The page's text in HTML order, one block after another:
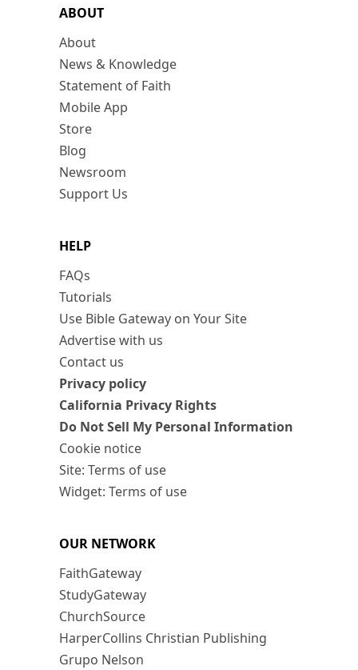
ABOUT
About
News & Knowledge
Statement of Faith
Mobile App
Store
Blog
Newsroom
Support Us
HELP
FAQs
Tutorials
Use Bible Gateway on Your Site
Advertise with us
Contact us
Privacy policy
California Privacy Rights
Do Not Sell My Personal Information
Cookie notice
Site: Terms of use
Widget: Terms of use
OUR NETWORK
FaithGateway
StudyGateway
ChurchSource
HarperCollins Christian Publishing
Grupo Nelson